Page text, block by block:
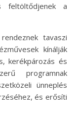
feltöltődjenek a
tavaszi
kínálják
kerékpározás és
programnak
ünneplés
és erősíti